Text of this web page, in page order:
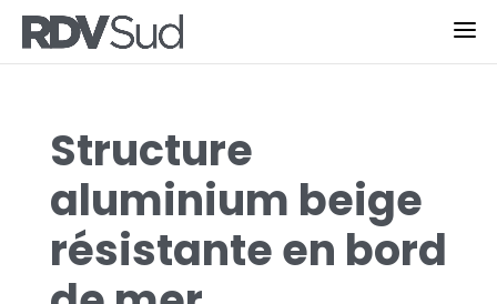
Structure
aluminium beige
résistante en bord